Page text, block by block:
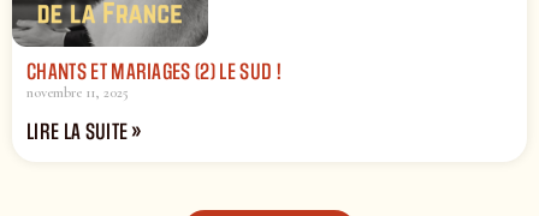
CHANTS ET MARIAGES (2) LE SUD !
novembre 11, 2025
LIRE LA SUITE »